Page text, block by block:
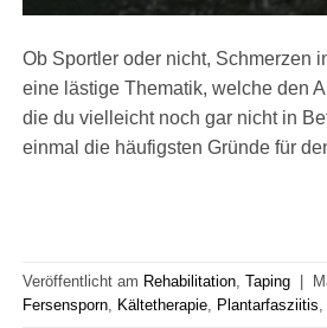
Ob Sportler oder nicht, Schmerzen
eine lästige Thematik, welche den
die du vielleicht noch gar nicht in
einmal die häufigsten Gründe für
Veröffentlicht am Rehabilitation Taping
Fersensporn
Kältetherapie Plantarfasziitis